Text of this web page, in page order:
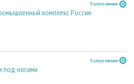
В центре внимания
комплекс России
В центре внимания
под ногами